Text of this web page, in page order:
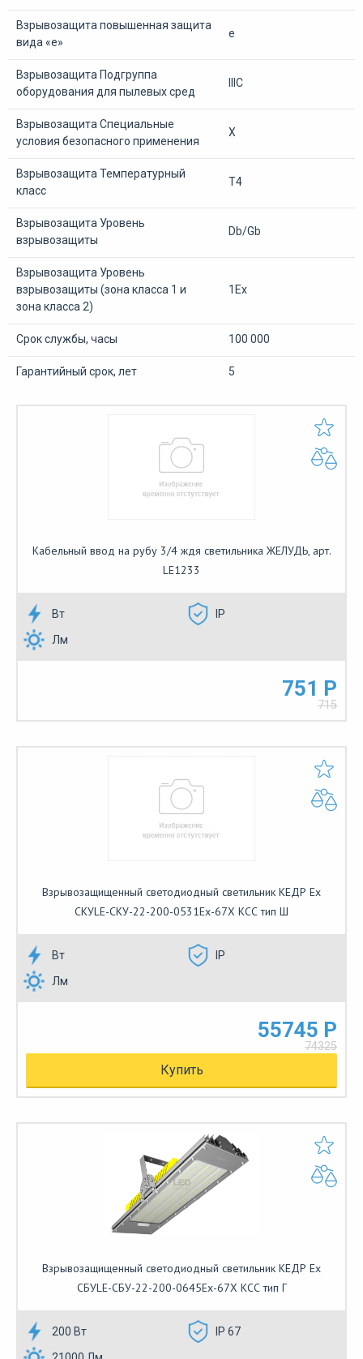
Взрывозащита повышенная защита
вида «е»
e
Взрывозащита Подгруппа
оборудования для пылевых сред
IIIC
Взрывозащита Специальные
условия безопасного применения
X
Взрывозащита Температурный
класс
T4
Взрывозащита Уровень
взрывозащиты
Db/Gb
Взрывозащита Уровень
взрывозащиты (зона класса 1 и
зона класса 2)
1Ех
Срок службы, часы 100 000
Гарантийный срок, лет 5
Кабельный ввод на рубу 3/4 ждя светильника ЖЕЛУДЬ, арт.
LE1233
Вт
IP
Лм
751 Р
715
Взрывозащищенный светодиодный светильник КЕДР Ex
СКУLE-СКУ-22-200-0531Ех-67Х КСС тип Ш
Вт
IP
Лм
55745 Р
74325
Купить
Взрывозащищенный светодиодный светильник КЕДР Ex
СБУLE-СБУ-22-200-0645Ех-67Х КСС тип Г
200 Вт
IP 67